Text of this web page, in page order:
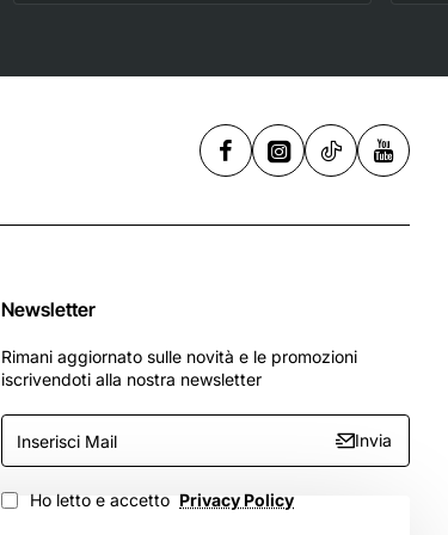
Newsletter
Rimani aggiornato sulle novità e le promozioni
iscrivendoti alla nostra newsletter
Inserisci
Mail
Invia
Ho letto e accetto Privacy Policy